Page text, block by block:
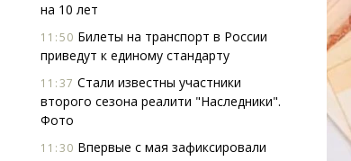
на 10 лет
11:50 Билеты на транспорт в России
приведут к единому стандарту
11:37 Стали известны участники
второго сезона реалити "Наследники".
Фото
11:30 Впервые с мая зафиксировали